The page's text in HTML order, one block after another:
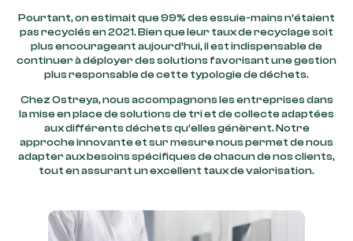
Pourtant, on estimait que 99% des essuie-mains n’étaient
pas recyclés en 2021. Bien que leur taux de recyclage soit
plus encourageant aujourd’hui, il est indispensable de
continuer à déployer des solutions favorisant une gestion
plus responsable de cette typologie de déchets.
Chez Ostreya, nous accompagnons les entreprises dans
la mise en place de solutions de tri et de collecte adaptées
aux différents déchets qu’elles génèrent. Notre
approche innovante et sur mesure nous permet de nous
adapter aux besoins spécifiques de chacun de nos clients,
tout en assurant un excellent taux de valorisation.